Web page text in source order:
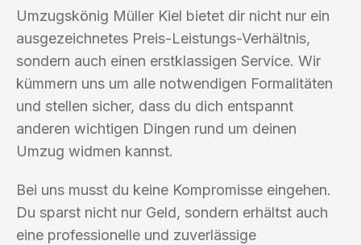
Umzugskönig Müller Kiel bietet dir nicht nur ein
ausgezeichnetes Preis-Leistungs-Verhältnis,
sondern auch einen erstklassigen Service. Wir
kümmern uns um alle notwendigen Formalitäten
und stellen sicher, dass du dich entspannt
anderen wichtigen Dingen rund um deinen
Umzug widmen kannst.
Bei uns musst du keine Kompromisse eingehen.
Du sparst nicht nur Geld, sondern erhältst auch
eine professionelle und zuverlässige